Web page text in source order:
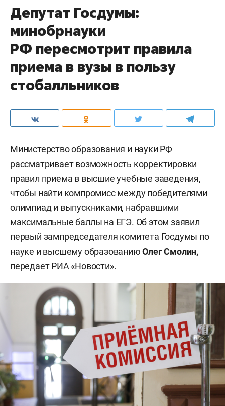
Депутат Госдумы:
минобрнауки
РФ пересмотрит правила
приема в вузы в пользу
стобалльников
Министерство образования и науки РФ
рассматривает возможность корректировки
правил приема в высшие учебные заведения,
чтобы найти компромисс между победителями
олимпиад и выпускниками, набравшими
максимальные баллы на ЕГЭ. Об этом заявил
первый зампредседателя комитета Госдумы по
науке и высшему образованиюОлег Смолин,
передаетРИА «Новости».